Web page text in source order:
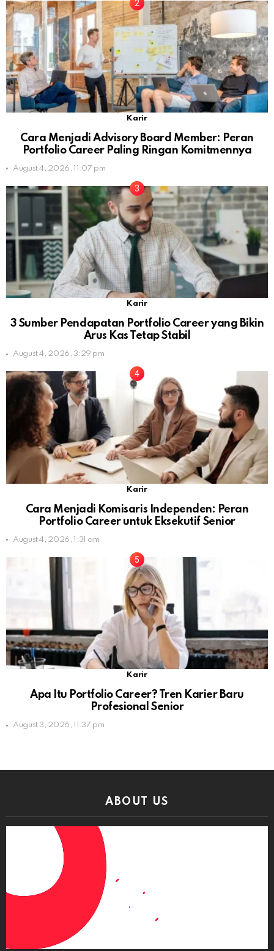
Karir
Cara Menjadi Advisory Board Member: Peran
Portfolio Career Paling Ringan Komitmennya
August 4, 2026, 11:07 pm
Karir
3 Sumber Pendapatan Portfolio Career yang Bikin
Arus Kas Tetap Stabil
August 4, 2026, 3:29 pm
Karir
Cara Menjadi Komisaris Independen: Peran
Portfolio Career untuk Eksekutif Senior
August 4, 2026, 1:31 am
Karir
Apa Itu Portfolio Career? Tren Karier Baru
Profesional Senior
August 3, 2026, 11:37 pm
ABOUT US